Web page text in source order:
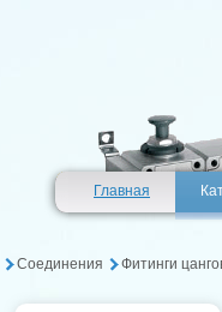
Главная
Соединения Фитинги